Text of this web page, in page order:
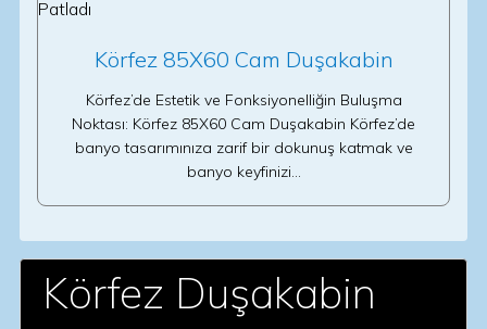
Körfez 85X60 Cam Duşakabin
Körfez’de Estetik ve Fonksiyonelliğin Buluşma
Noktası: Körfez 85X60 Cam Duşakabin Körfez’de
banyo tasarımınıza zarif bir dokunuş katmak ve
banyo keyfinizi…
Körfez Duşakabin